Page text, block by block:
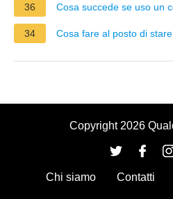
36 Cosa succede se uso un
34 Cosa fare al posto di
Copyright 2026
Chi siamo Contatti